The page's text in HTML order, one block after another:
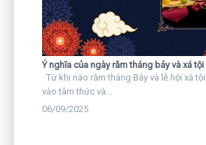
Ý nghĩa của ngày rằm tháng bảy và xá
Từ khi nào rằm tháng Bảy và lễ hội xá
vào tâm thức và...
06/09/2025